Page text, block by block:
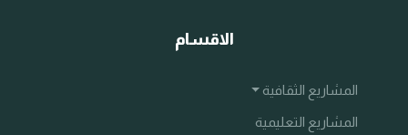
الاقسام
المشاريع الثقافية
المشاريع التعليمية